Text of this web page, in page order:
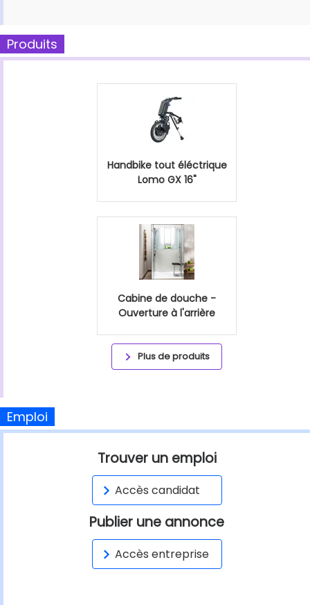
Produits
Handbike tout éléctrique
Lomo GX 16"
Cabine de douche -
Ouverture à l'arrière
Plus de produits
Emploi
Trouver un emploi
Accès candidat
Publier une annonce
Accès entreprise